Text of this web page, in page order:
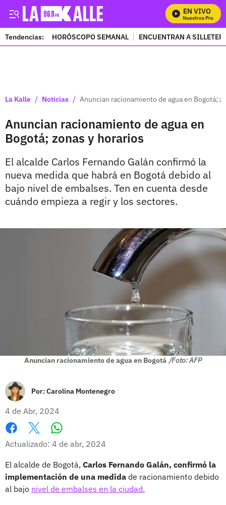
EN VIVO
Mira Todos Nuestros
Tendencias: HORÓSCOPO SEMANAL ENCUENTRAN A
La Kalle / Noticias / Anuncian racionamiento de agua en Bogotá;
Anuncian racionamiento de agua en
Bogotá; zonas y horarios
El alcalde Carlos Fernando Galán confirmó la
nueva medida que habrá en Bogotá debido al
bajo nivel de embalses. Ten en cuenta desde
cuándo empieza a regir y los sectores.
Anuncian racionamiento de agua en Bogotá /Foto: AFP
Por:Carolina Montenegro
4 de Abr, 2024
Facebook
X
Actualizado: 4 de abr, 2024
El alcalde de Bogotá, Carlos Fernando Galán, confirmó la
implementación de una medida de racionamiento debido
al bajo nivel de embalses en la ciudad.